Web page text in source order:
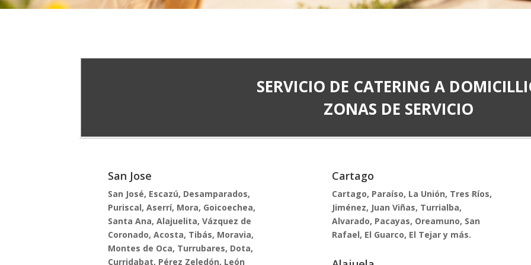
SERVICIO DE CATERING A
ZONAS DE SERVICIO
San Jose
San José, Escazú, Desamparados,
Puriscal, Aserrí, Mora, Goicoechea,
Santa Ana, Alajuelita, Vázquez de
Coronado, Acosta, Tibás, Moravia,
Montes de Oca, Turrubares, Dota,
Curridabat, Pérez Zeledón, León
Cartago
Cartago, Paraíso, La Unión, Tres Ríos,
Jiménez, Juan Viñas, Turrialba,
Alvarado, Pacayas, Oreamuno, San
Rafael, El Guarco, El Tejar y más.